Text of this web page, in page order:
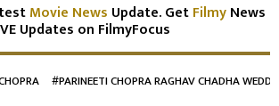
Movie News Update. GetFilmyNews
Updates on FilmyFocus
#PARINEETI CHOPRA RAGHAV CHADHA